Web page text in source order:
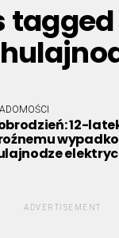
12-
ADVERTISEMENT